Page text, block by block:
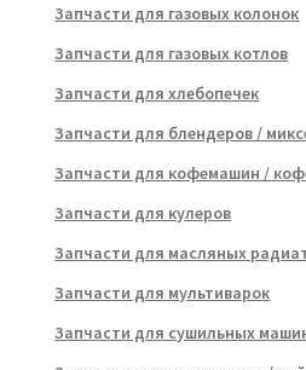
Запчасти для газовых колонок
Запчасти для газовых котлов
Запчасти для хлебопечек
Запчасти для блендеров /
Запчасти для кофемашин /
Запчасти для кулеров
Запчасти для масляных
Запчасти для мультиварок
Запчасти для сушильных